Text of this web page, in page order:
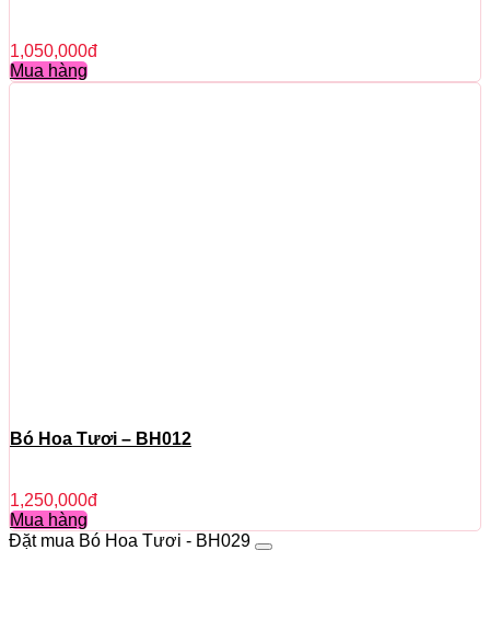
1,050,000đ
Mua hàng
Bó Hoa Tươi – BH012
1,250,000đ
Mua hàng
Đặt mua Bó Hoa Tươi - BH029